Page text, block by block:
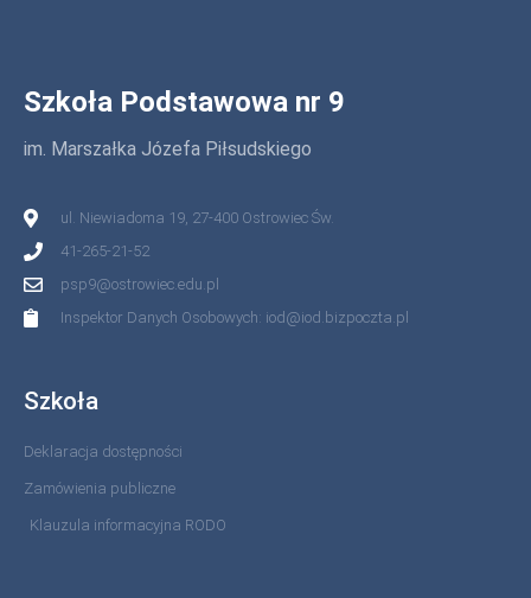
Szkoła Podstawowa nr 9
im. Marszałka Józefa Piłsudskiego
ul. Niewiadoma 19, 27-400 Ostrowiec Św.
41-265-21-52
psp9@ostrowiec.edu.pl
Inspektor Danych Osobowych: iod@iod.bizpoczta.pl
Szkoła
Deklaracja dostępności
Zamówienia publiczne
Klauzula informacyjna RODO